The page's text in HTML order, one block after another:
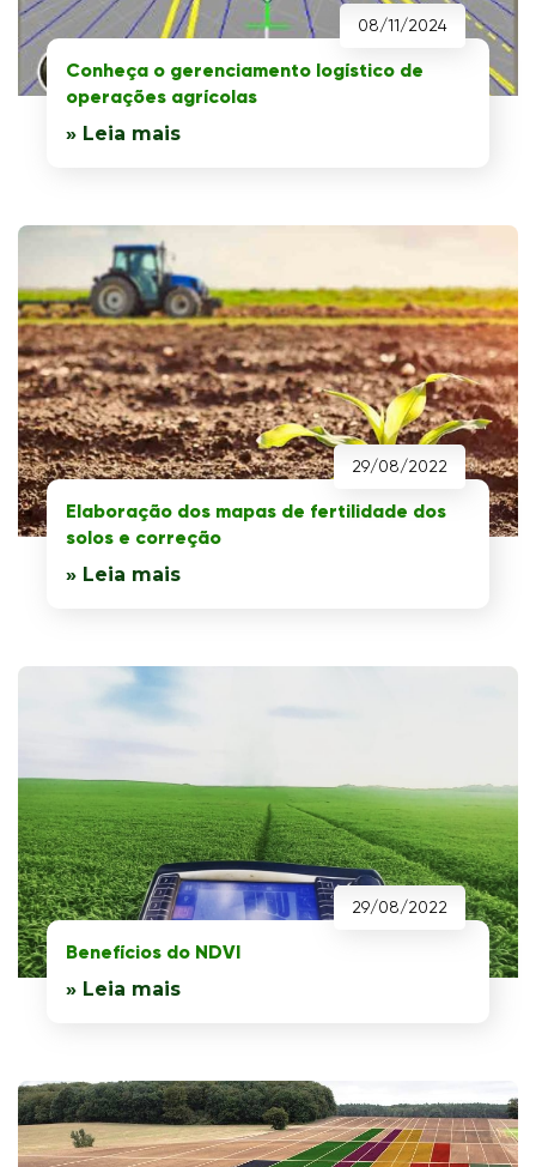
08/11/2024
Conheça o gerenciamento logístico de
operações agrícolas
» Leia mais
29/08/2022
Elaboração dos mapas de fertilidade dos
solos e correção
» Leia mais
29/08/2022
Benefícios do NDVI
» Leia mais